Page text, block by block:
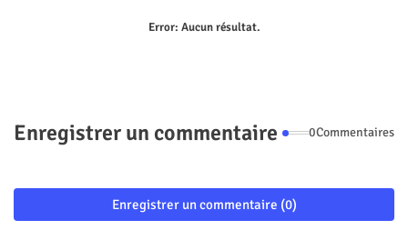
Error: Aucun résultat.
Enregistrer un commentaire 0Commentaires
Enregistrer un commentaire (0)